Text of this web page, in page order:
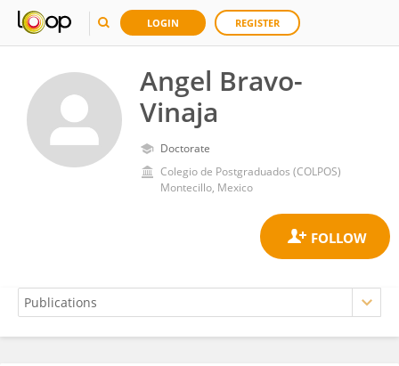
LOGIN REGISTER
Angel Bravo-
Vinaja
Doctorate
Colegio de Postgraduados (COLPOS)
Montecillo, Mexico